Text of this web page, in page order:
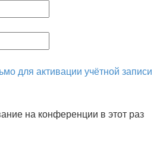
для активации учётной записи
на конференции в этот раз